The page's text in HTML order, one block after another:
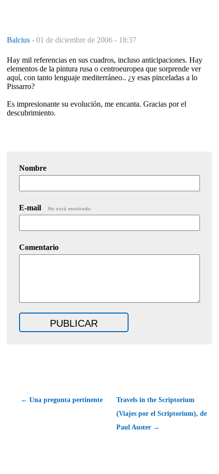
Balcius - 01 de diciembre de 2006 - 18:37
Hay mil referencias en sus cuadros, incluso anticipaciones. Hay
elementos de la pintura rusa o centroeuropea que sorprende ver
aquí, con tanto lenguaje mediterráneo.. ¿y esas pinceladas a lo
Pissarro?
Es impresionante su evolución, me encanta. Gracias por el
descubrimiento.
Nombre
E-mail No será mostrado.
Comentario
← Una pregunta pertinente
Travels in the Scriptorium
(Viajes por el Scriptorium), de
Paul Auster →